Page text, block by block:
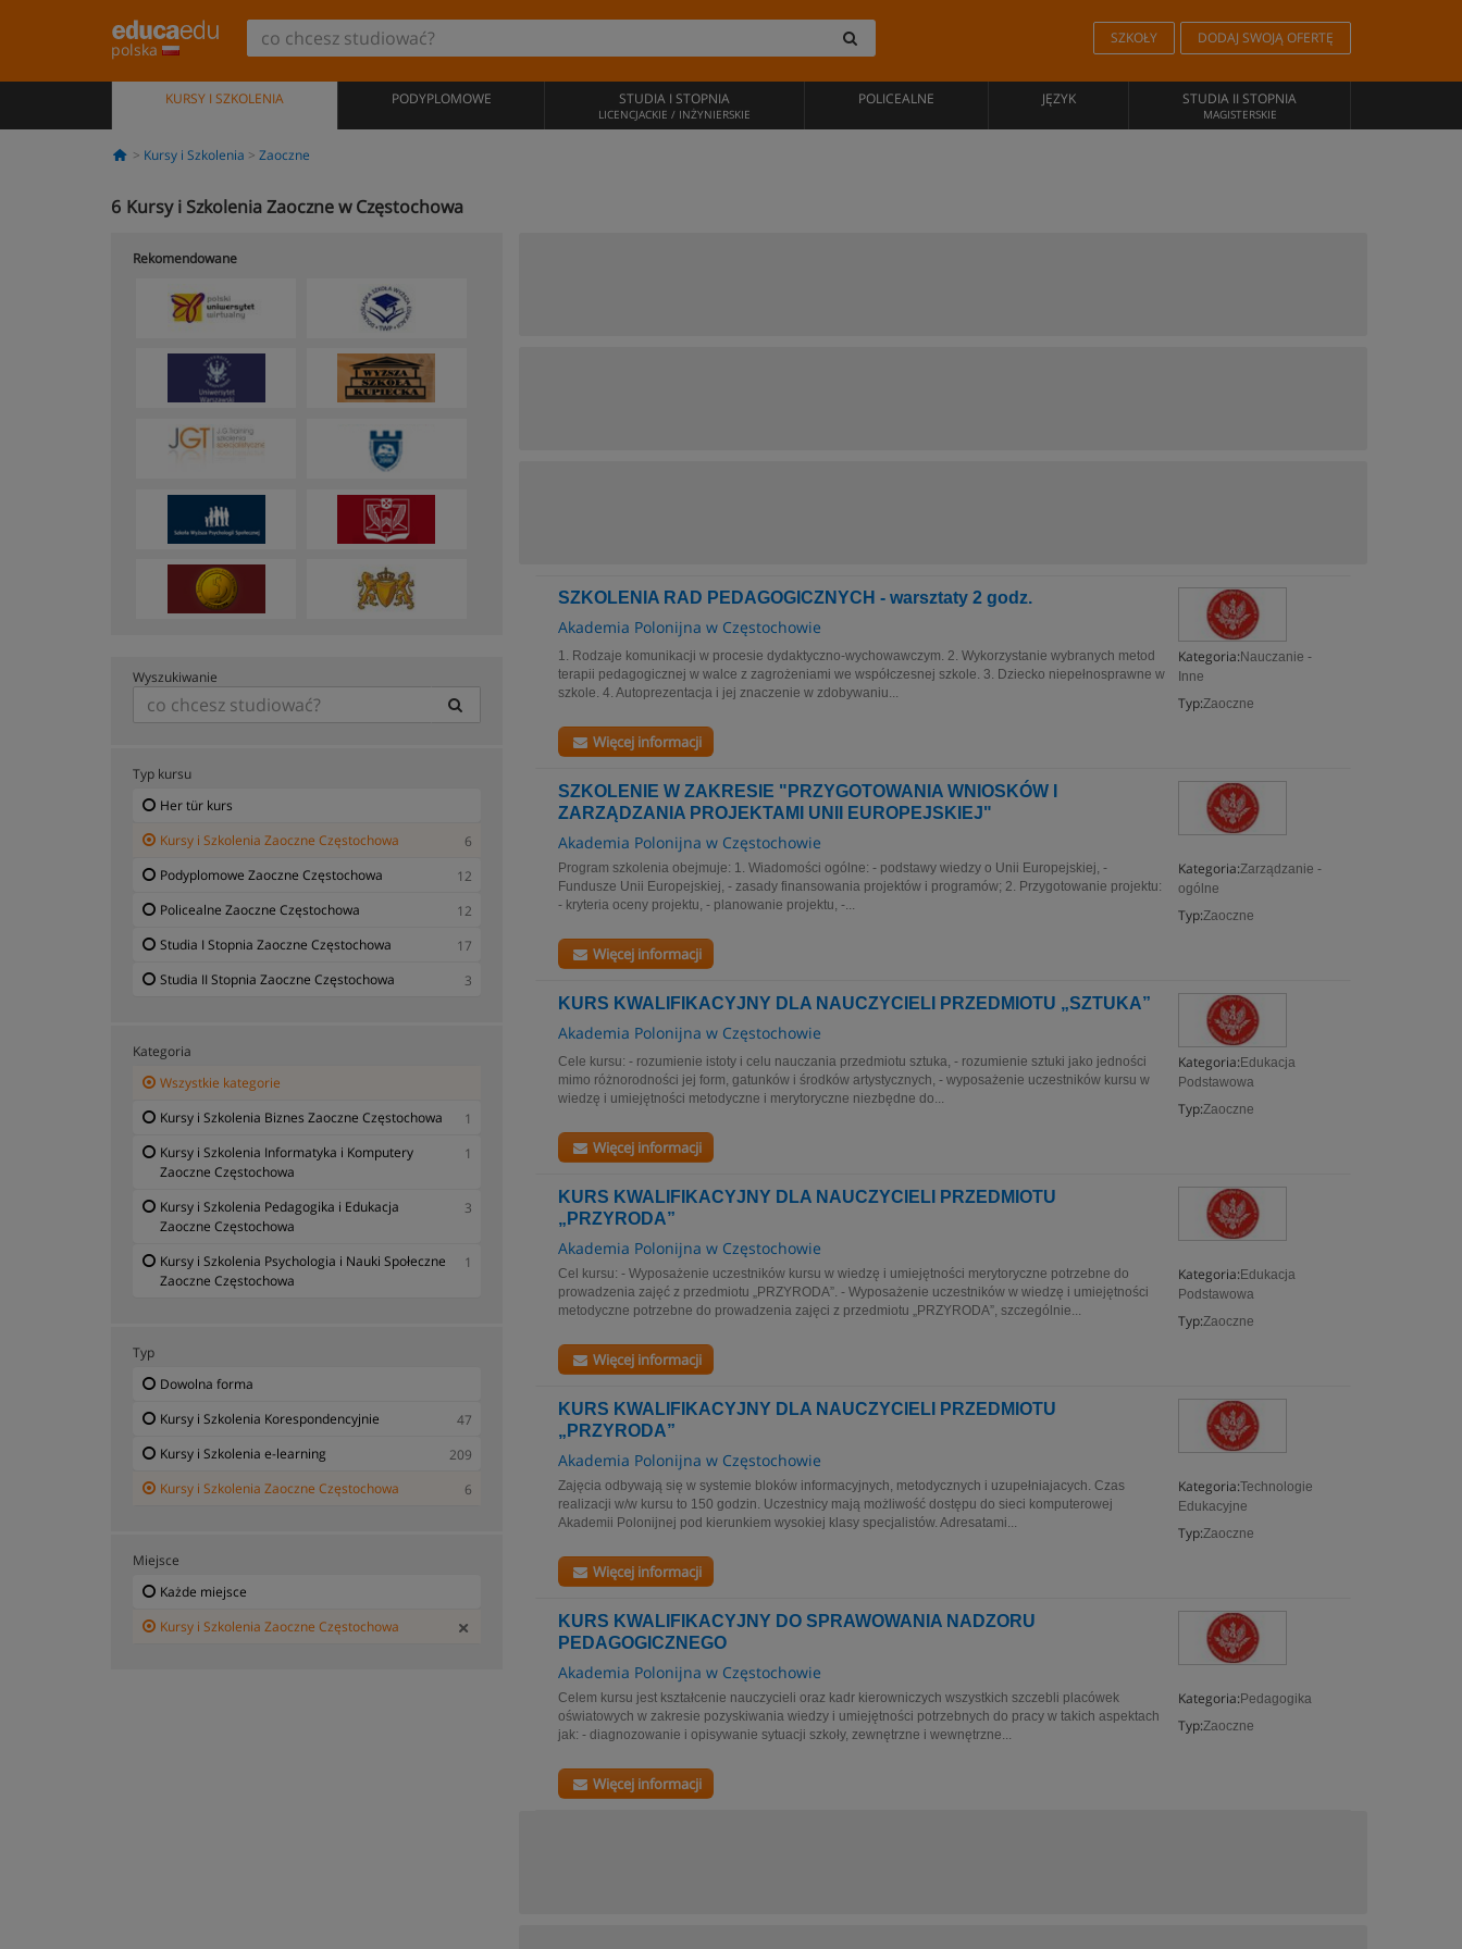
polska
SZKOŁY DODAJ SWOJĄ OFERTĘ
KURSY I SZKOLENIA PODYPLOMOWE STUDIA I STOPNIA
LICENCJACKIE / INŻYNIERSKIE
POLICEALNE JĘZYK STUDIA II STOPNIA
MAGISTERSKIE
Kursy i Szkolenia Zaoczne
6 Kursy i Szkolenia Zaoczne w Częstochowa
SZKOLENIA RAD PEDAGOGICZNYCH - warsztaty 2 godz.
Akademia Polonijna w Częstochowie
Kategoria: Nauczanie -
Inne
Typ:Zaoczne
1. Rodzaje komunikacji w procesie dydaktyczno-wychowawczym. 2. Wykorzystanie wybranych metod
terapii pedagogicznej w walce z zagrożeniami we współczesnej szkole. 3. Dziecko niepełnosprawne w
szkole. 4. Autoprezentacja i jej znaczenie w zdobywaniu...
Więcej informacji
SZKOLENIE W ZAKRESIE "PRZYGOTOWANIA WNIOSKÓW I
ZARZĄDZANIA PROJEKTAMI UNII EUROPEJSKIEJ"
Akademia Polonijna w Częstochowie
Kategoria:Zarządzanie -
ogólne
Typ:Zaoczne
Program szkolenia obejmuje: 1. Wiadomości ogólne: - podstawy wiedzy o Unii Europejskiej, -
Fundusze Unii Europejskiej, - zasady finansowania projektów i programów; 2. Przygotowanie projektu:
- kryteria oceny projektu, - planowanie projektu, -...
Więcej informacji
KURS KWALIFIKACYJNY DLA NAUCZYCIELI PRZEDMIOTU „SZTUKA”
Akademia Polonijna w Częstochowie
Kategoria: Edukacja
Podstawowa
Typ:Zaoczne
Cele kursu: - rozumienie istoty i celu nauczania przedmiotu sztuka, - rozumienie sztuki jako jedności
mimo różnorodności jej form, gatunków i środków artystycznych, - wyposażenie uczestników kursu w
wiedzę i umiejętności metodyczne i merytoryczne niezbędne do...
Więcej informacji
KURS KWALIFIKACYJNY DLA NAUCZYCIELI PRZEDMIOTU
„PRZYRODA”
Akademia Polonijna w Częstochowie
Kategoria: Edukacja
Podstawowa
Typ:Zaoczne
Cel kursu: - Wyposażenie uczestników kursu w wiedzę i umiejętności merytoryczne potrzebne do
prowadzenia zajęć z przedmiotu „PRZYRODA”. - Wyposażenie uczestników w wiedzę i umiejętności
metodyczne potrzebne do prowadzenia zajęci z przedmiotu „PRZYRODA”, szczególnie...
Więcej informacji
KURS KWALIFIKACYJNY DLA NAUCZYCIELI PRZEDMIOTU
„PRZYRODA”
Akademia Polonijna w Częstochowie
Kategoria:Technologie
Edukacyjne
Typ:Zaoczne
Zajęcia odbywają się w systemie bloków informacyjnych, metodycznych i uzupełniajacych. Czas
realizacji w/w kursu to 150 godzin. Uczestnicy mają możliwość dostępu do sieci komputerowej
Akademii Polonijnej pod kierunkiem wysokiej klasy specjalistów. Adresatami...
Więcej informacji
KURS KWALIFIKACYJNY DO SPRAWOWANIA NADZORU
PEDAGOGICZNEGO
Akademia Polonijna w Częstochowie
Kategoria: Pedagogika
Typ:Zaoczne
Celem kursu jest kształcenie nauczycieli oraz kadr kierowniczych wszystkich szczebli placówek
oświatowych w zakresie pozyskiwania wiedzy i umiejętności potrzebnych do pracy w takich aspektach
jak: - diagnozowanie i opisywanie sytuacji szkoły, zewnętrzne i wewnętrzne...
Więcej informacji
Rekomendowane
Wyszukiwanie
Typ kursu
Her tür kurs
Kursy i Szkolenia Zaoczne Częstochowa
6
Podyplomowe Zaoczne Częstochowa
12
Policealne Zaoczne Częstochowa
12
Studia I Stopnia Zaoczne Częstochowa
17
Studia II Stopnia Zaoczne Częstochowa
3
Kategoria
Wszystkie kategorie
Kursy i Szkolenia Biznes Zaoczne Częstochowa
1
Kursy i Szkolenia Informatyka i Komputery
Zaoczne Częstochowa
1
Kursy i Szkolenia Pedagogika i Edukacja
Zaoczne Częstochowa
3
Kursy i Szkolenia Psychologia i Nauki Społeczne
Zaoczne Częstochowa
1
Typ
Dowolna forma
Kursy i Szkolenia Korespondencyjnie
47
Kursy i Szkolenia e-learning
209
Kursy i Szkolenia Zaoczne Częstochowa
6
Miejsce
Każde miejsce
Kursy i Szkolenia Zaoczne Częstochowa